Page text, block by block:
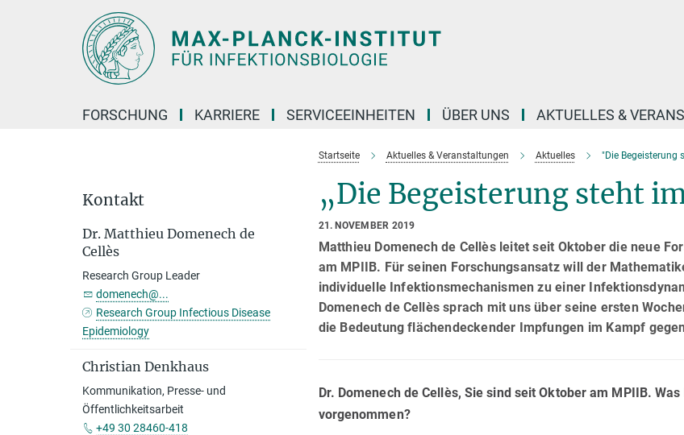
FORSCHUNG KARRIERE SERVICEEINHEITEN ÜBER UNS AKTUELLES &
Startseite Aktuelles & Veranstaltungen Aktuelles "Die Begeisterung
„Die Begeisterung steht
21. NOVEMBER 2019
Matthieu Domenech de Cellès leitet seit Oktober die neue
am MPIIB. Für seinen Forschungsansatz will der
individuelle Infektionsmechanismen zu einer
Domenech de Cellès sprach mit uns über seine ersten
die Bedeutung flächendeckender Impfungen im Kampf
Dr. Domenech de Cellès, Sie sind seit Oktober am MPIIB.
vorgenommen?
Kontakt
Dr. Matthieu Domenech de
Cellès
Research Group Leader
domenech@...
Research Group Infectious Disease
Epidemiology
Christian Denkhaus
Kommunikation, Presse- und
Öffentlichkeitsarbeit
+49 30 28460-418